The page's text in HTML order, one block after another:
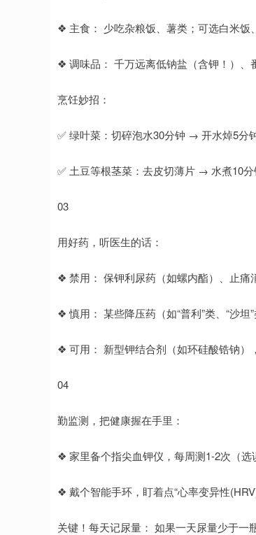
❖ 主食： 少吃杂粮饭、薯类；可选白米饭
❖ 调味品： 千万远离低钠盐（含钾！）、
烹饪妙招：
✅ 绿叶菜：切碎泡水30分钟 → 开水焯5分
✅ 土豆等根茎菜：去皮切薄片 → 水煮10
03
用好药，听医生的话：
❖ 禁用： 保钾利尿药（如螺内酯）、止痛
❖ 慎用： 某些降压药（如“普利”类、“沙坦
❖ 可用： 新型钾结合剂（如环硅酸锆钠）
04
勤监测，把健康握在手里：
❖ 家里备个指尖血钾仪，每周测1-2次（选
❖ 戴个智能手环，盯着点“心率变异性
关键！每天记尿量： 如果一天尿量少于一